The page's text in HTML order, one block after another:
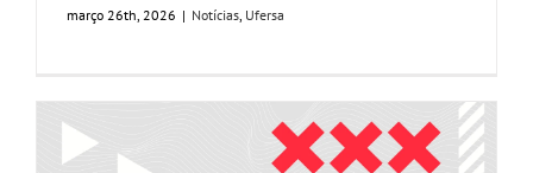
março 26th, 2026 | Notícias Ufersa